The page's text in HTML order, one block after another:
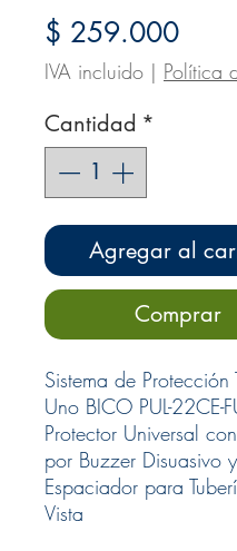
$ 259.000Precio
IVA incluido | Política
Cantidad *
Agregar al
Comprar
Sistema de Protección
Uno BICO PUL-22CE-
Protector Universal
por Buzzer Disuasivo y
Espaciador para
Vista